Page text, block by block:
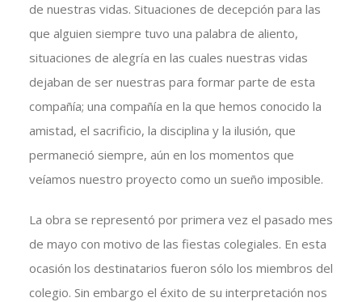
de nuestras vidas. Situaciones de decepción para las
que alguien siempre tuvo una palabra de aliento,
situaciones de alegría en las cuales nuestras vidas
dejaban de ser nuestras para formar parte de esta
compañía; una compañía en la que hemos conocido la
amistad, el sacrificio, la disciplina y la ilusión, que
permaneció siempre, aún en los momentos que
veíamos nuestro proyecto como un sueño imposible.
La obra se representó por primera vez el pasado mes
de mayo con motivo de las fiestas colegiales. En esta
ocasión los destinatarios fueron sólo los miembros del
colegio. Sin embargo el éxito de su interpretación nos